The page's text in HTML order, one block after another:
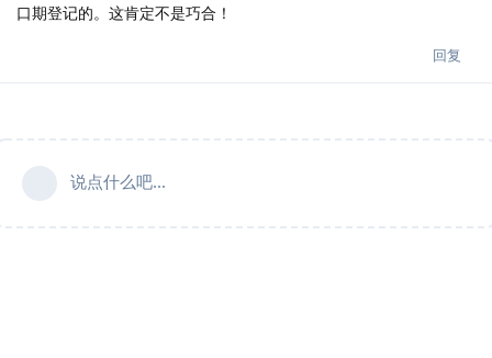
口期登记的。这肯定不是巧合！
回复
说点什么吧...